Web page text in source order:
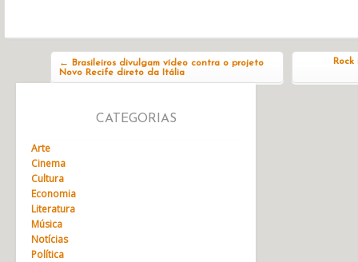
←
Brasileiros divulgam vídeo contra o projeto
Novo Recife direto da Itália
CATEGORIAS
Arte
Cinema
Cultura
Economia
Literatura
Música
Notícias
Política